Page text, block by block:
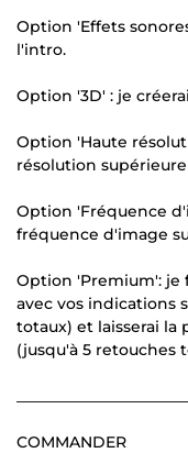
Option 'Effets
l'intro.
Option '3D' : je
Option 'Haute
résolution supérieure
Option 'Fréquence
fréquence d'image
Option 'Premium': je
avec vos indications
totaux) et laisserai la
(jusqu'à 5 retouches
COMMANDER